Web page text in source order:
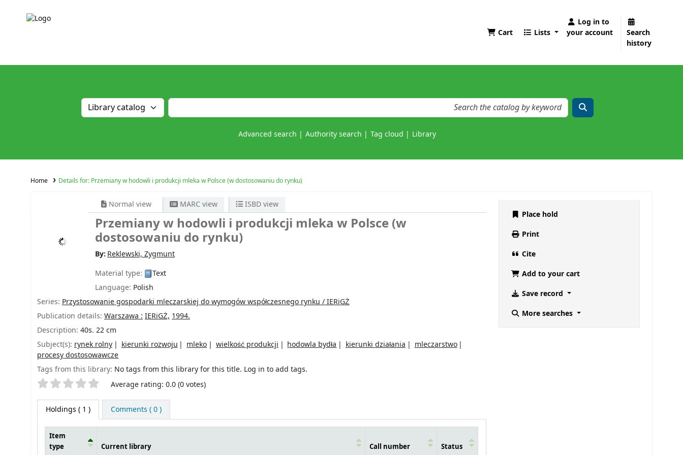
Cart Lists
Log in to
your account
Search
history
Advanced search Authority search Tag cloud Library
Home Details for: Przemiany w hodowli i produkcji mleka w Polsce (w dostosowaniu do rynku)
Normal view MARC view ISBD view
Przemiany w hodowli i produkcji mleka w Polsce (w
dostosowaniu do rynku)
By:Reklewski, Zygmunt
Material type:
Text
Language: Polish
Series: Przystosowanie gospodarki mleczarskiej do wymogów współczesnego rynku / IERiGŻ
Publication details: Warszawa : IERiGŻ, 1994.
Description: 40s. 22 cm
Subject(s): rynek rolny kierunki rozwoju mleko wielkość produkcji hodowla bydła kierunki działania
mleczarstwo
procesy dostosowawcze
Tags from this library: No tags from this library for this title. Log in to add tags.
Star ratings Average rating: 0.0 (0 votes)
Holdings ( 1 ) Comments ( 0 )
Item
type
Current library Call number Status
Place hold
Print
Cite
Add to your cart
Save record
More searches